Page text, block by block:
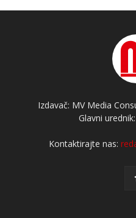
Izdavač: MV Media
Glavni
Kontaktirajte nas: